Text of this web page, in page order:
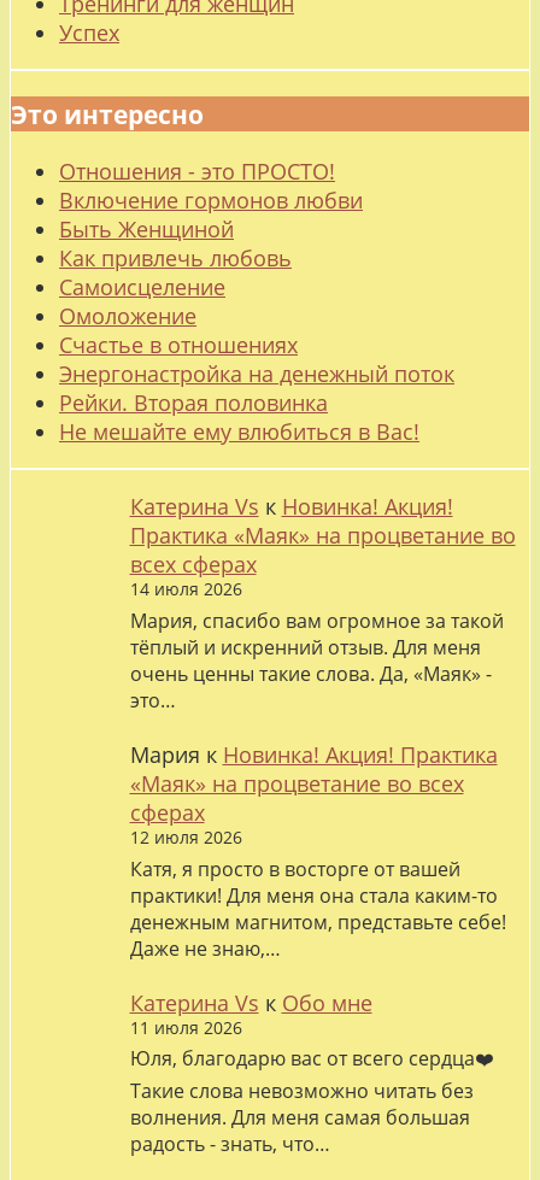
Успех
Это интересно
Отношения - это ПРОСТО!
Включение гормонов любви
Быть Женщиной
Как привлечь любовь
Самоисцеление
Омоложение
Счастье в отношениях
Энергонастройка на денежный поток
Рейки. Вторая половинка
Не мешайте ему влюбиться в Вас!
Катерина Vs к Новинка! Акция!
Практика «Маяк» на процветание во
всех сферах
14 июля 2026
Мария, спасибо вам огромное за такой
тёплый и искренний отзыв. Для меня
очень ценны такие слова. Да, «Маяк» -
это…
Мария к Новинка! Акция! Практика
«Маяк» на процветание во всех
сферах
12 июля 2026
Катя, я просто в восторге от вашей
практики! Для меня она стала каким-то
денежным магнитом, представьте себе!
Даже не знаю,…
Катерина Vs к Обо мне
11 июля 2026
Юля, благодарю вас от всего сердца❤️
Такие слова невозможно читать без
волнения. Для меня самая большая
радость - знать, что…